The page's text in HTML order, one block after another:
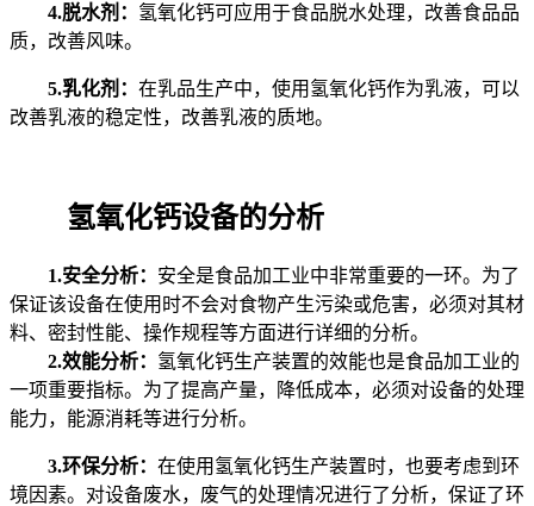
4.脱水剂： 氢氧化钙可应用于食品脱水处理，改善食品品
质，改善风味。
5.乳化剂： 在乳品生产中，使用氢氧化钙作为乳液，可以
改善乳液的稳定性，改善乳液的质地。
氢氧化钙设备的分析
1.安全分析： 安全是食品加工业中非常重要的一环。为了
保证该设备在使用时不会对食物产生污染或危害，必须对其材
料、密封性能、操作规程等方面进行详细的分析。
2.效能分析： 氢氧化钙生产装置的效能也是食品加工业的
一项重要指标。为了提高产量，降低成本，必须对设备的处理
能力，能源消耗等进行分析。
3.环保分析： 在使用氢氧化钙生产装置时，也要考虑到环
境因素。对设备废水，废气的处理情况进行了分析，保证了环